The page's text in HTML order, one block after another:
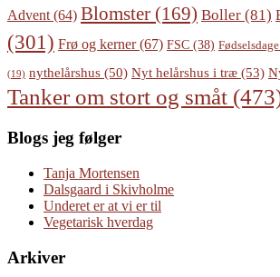
Advent (64) Blomster (169) Boller (81)
(301) Frø og kerner(67) FSC (38) Fødselsdage
(19) nythelårshus (50) Nyt helårshus i træ (53)
Tanker om stort og småt
Blogs jeg følger
Tanja Mortensen
Dalsgaard i Skivholme
Underet er at vi er til
Vegetarisk hverdag
Arkiver